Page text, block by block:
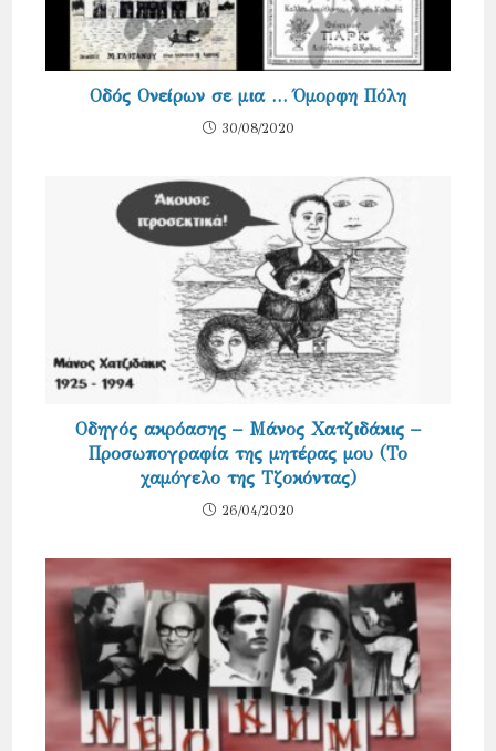
Οδός Ονείρων σε μια … Όμορφη Πόλη
30/08/2020
Οδηγός ακρόασης – Μάνος Χατζιδάκις –
Προσωπογραφία της μητέρας μου (Το
χαμόγελο της Τζοκόντας)
26/04/2020